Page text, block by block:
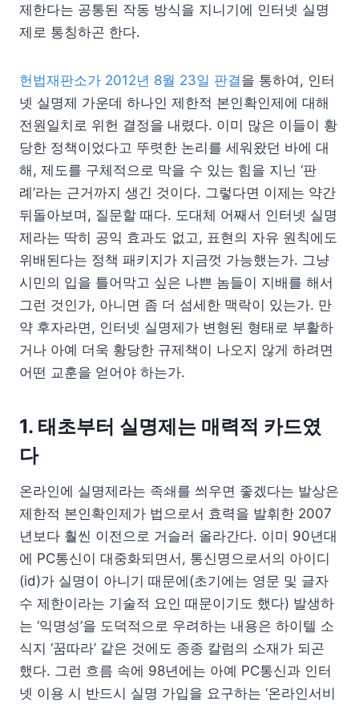
제한다는 공통된 작동 방식을 지니기에 인터넷 실명
제로 통칭하곤 한다.
헌법재판소가 2012년 8월 23일 판결을 통하여, 인터
넷 실명제 가운데 하나인 제한적 본인확인제에 대해
전원일치로 위헌 결정을 내렸다. 이미 많은 이들이 황
당한 정책이었다고 뚜렷한 논리를 세워왔던 바에 대
해, 제도를 구체적으로 막을 수 있는 힘을 지닌 ‘판
례’라는 근거까지 생긴 것이다. 그렇다면 이제는 약간
뒤돌아보며, 질문할 때다. 도대체 어째서 인터넷 실명
제라는 딱히 공익 효과도 없고, 표현의 자유 원칙에도
위배된다는 정책 패키지가 지금껏 가능했는가. 그냥
시민의 입을 틀어막고 싶은 나쁜 놈들이 지배를 해서
그런 것인가, 아니면 좀 더 섬세한 맥락이 있는가. 만
약 후자라면, 인터넷 실명제가 변형된 형태로 부활하
거나 아예 더욱 황당한 규제책이 나오지 않게 하려면
어떤 교훈을 얻어야 하는가.
1. 태초부터 실명제는 매력적 카드였
다
온라인에 실명제라는 족쇄를 씌우면 좋겠다는 발상은
제한적 본인확인제가 법으로서 효력을 발휘한 2007
년보다 훨씬 이전으로 거슬러 올라간다. 이미 90년대
에 PC통신이 대중화되면서, 통신명으로서의 아이디
(id)가 실명이 아니기 때문에(초기에는 영문 및 글자
수 제한이라는 기술적 요인 때문이기도 했다) 발생하
는 ‘익명성’을 도덕적으로 우려하는 내용은 하이텔 소
식지 ‘꿈따라’ 같은 것에도 종종 칼럼의 소재가 되곤
했다. 그런 흐름 속에 98년에는 아예 PC통신과 인터
넷 이용 시 반드시 실명 가입을 요구하는 ‘온라인서비